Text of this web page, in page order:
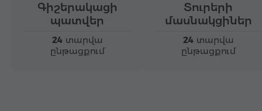
Գիշերակացի
պատվեր
24տարվա
ընթացքում
Տուրերի
մասնակցիներ
24տարվա
ընթացքում